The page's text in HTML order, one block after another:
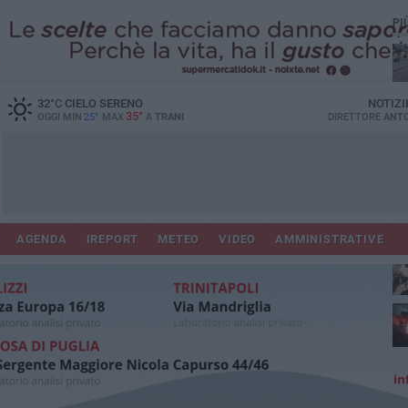
32°CCIELO SERENO
OGGI MIN 25° MAX 35° A TRANI DIRETTORE
AGENDA IREPORT METEO VIDEO AMMINISTRATIVE